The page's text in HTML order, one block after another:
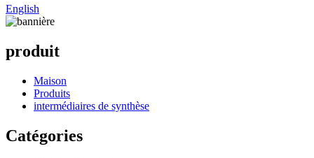
English
produit
Maison
Produits
intermédiaires de synthèse
Catégories